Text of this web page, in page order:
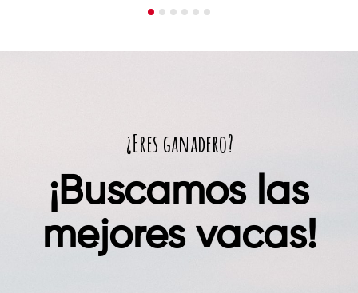
¿Eres ganadero?
¡Buscamos las
mejores vacas!